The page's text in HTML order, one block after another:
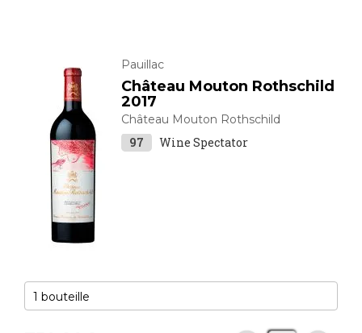
Pauillac
Château Mouton Rothschild
2017
Château Mouton Rothschild
97 Wine Spectator